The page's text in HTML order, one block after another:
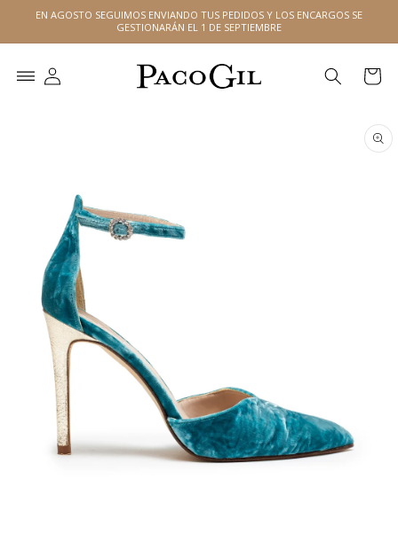
directamente
EN AGOSTO SEGUIMOS ENVIANDO TUS PEDIDOS Y LOS ENCARGOS SE
GESTIONARÁN EL 1 DE SEPTIEMBRE
Carrito